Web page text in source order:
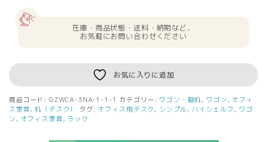
在庫・商品状態・送料・納期など、
お気軽にお問い合わせください
お気に入りに追加
商品コード: GZWCA-3NA-1-1-1 カテゴリー: ワゴン・脇机 , ワゴン , オフィ
ス家具 ,机（デスク） タグ: オフィス用デスク , シンプル, ハイシェルフ , ワゴ
ン , オフィス家具 , ラック